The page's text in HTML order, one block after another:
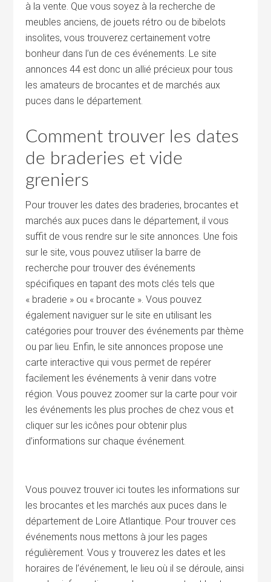
à la vente. Que vous soyez à la recherche de
meubles anciens, de jouets rétro ou de bibelots
insolites, vous trouverez certainement votre
bonheur dans l’un de ces événements. Le site
annonces 44 est donc un allié précieux pour tous
les amateurs de brocantes et de marchés aux
puces dans le département.
Comment trouver les dates
de braderies et vide
greniers
Pour trouver les dates des braderies, brocantes et
marchés aux puces dans le département, il vous
suffit de vous rendre sur le site annonces. Une fois
sur le site, vous pouvez utiliser la barre de
recherche pour trouver des événements
spécifiques en tapant des mots clés tels que
« braderie » ou « brocante ». Vous pouvez
également naviguer sur le site en utilisant les
catégories pour trouver des événements par thème
ou par lieu. Enfin, le site annonces propose une
carte interactive qui vous permet de repérer
facilement les événements à venir dans votre
région. Vous pouvez zoomer sur la carte pour voir
les événements les plus proches de chez vous et
cliquer sur les icônes pour obtenir plus
d’informations sur chaque événement.
Vous pouvez trouver ici toutes les informations sur
les brocantes et les marchés aux puces dans le
département de Loire Atlantique. Pour trouver ces
événements nous mettons à jour les pages
régulièrement. Vous y trouverez les dates et les
horaires de l’événement, le lieu où il se déroule, ainsi